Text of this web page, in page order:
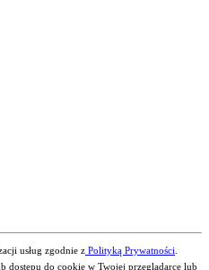
usług zgodnie z Polityką Prywatności
dostępu do cookie w Twojej przeglądarce lub